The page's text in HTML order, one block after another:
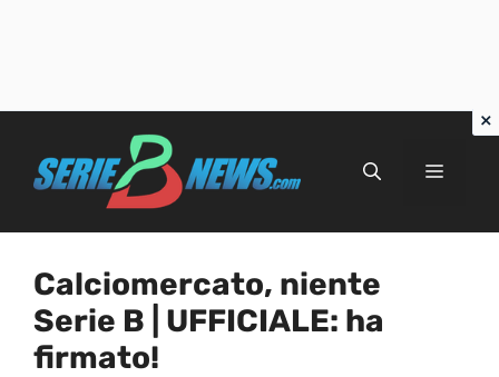
Menu
Calciomercato, niente
Serie B | UFFICIALE: ha
firmato!